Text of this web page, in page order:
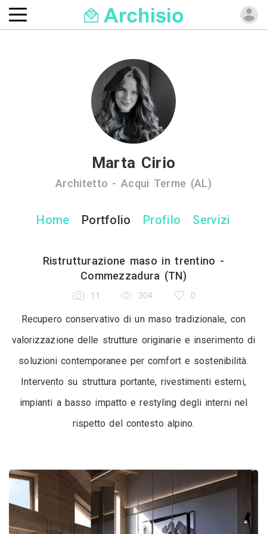
Marta Cirio
Architetto - Acqui Terme (AL)
Home Portfolio Profilo Servizi
Ristrutturazione maso in trentino -
Commezzadura (TN)
11 304 0
Recupero conservativo di un maso tradizionale, con
valorizzazione delle strutture originarie e inserimento di
soluzioni contemporanee per comfort e sostenibilità.
Intervento su struttura portante, rivestimenti esterni,
impianti a basso impatto e restyling degli interni nel
rispetto del contesto alpino.